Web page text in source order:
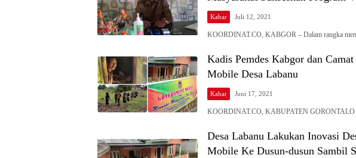
Kabar Juli 12, 2021
KOORDINAT.CO, KABGOR – Dalam rangka
Kadis Pemdes Kabgor dan
Mobile Desa Labanu
Kabar Juni 17, 2021
KOORDINAT.CO, KABUPATEN GORONTALO
Desa Labanu Lakukan Inovasi
Mobile Ke Dusun-dusun Sambil